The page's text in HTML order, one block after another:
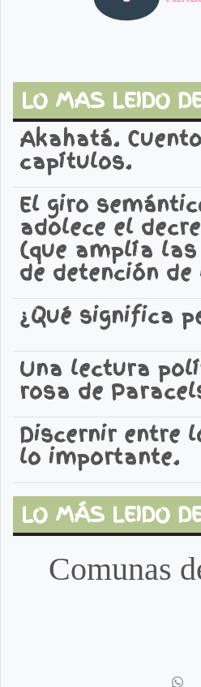
LO MAS LEIDO
Akahatá.
capítulos.
El giro
adolece el
(que amplía
de detención de
¿Qué significa
Una lectura
rosa de
Discernir entre
lo importante.
LO MÁS LEIDO
Comunas